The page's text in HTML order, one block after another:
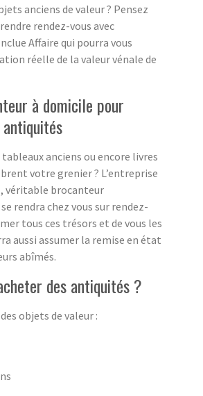
anciens de valeur ? Pensez
rendez-vous avec
Affaire qui pourra vous
réelle de la valeur vénale de
à domicile pour
anciens ou encore livres
votre grenier ? L’entreprise
véritable brocanteur
rendra chez vous sur rendez-
tous ces trésors et de vous les
aussi assumer la remise en état
abîmés.
des antiquités ?
objets de valeur :